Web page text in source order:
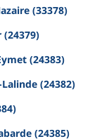
(33378)
(24383)
(24382)
(24385)